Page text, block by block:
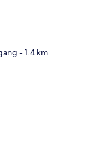
- 1.4 km